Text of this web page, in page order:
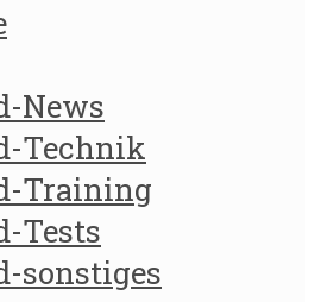
News
Technik
Training
Tests
sonstiges